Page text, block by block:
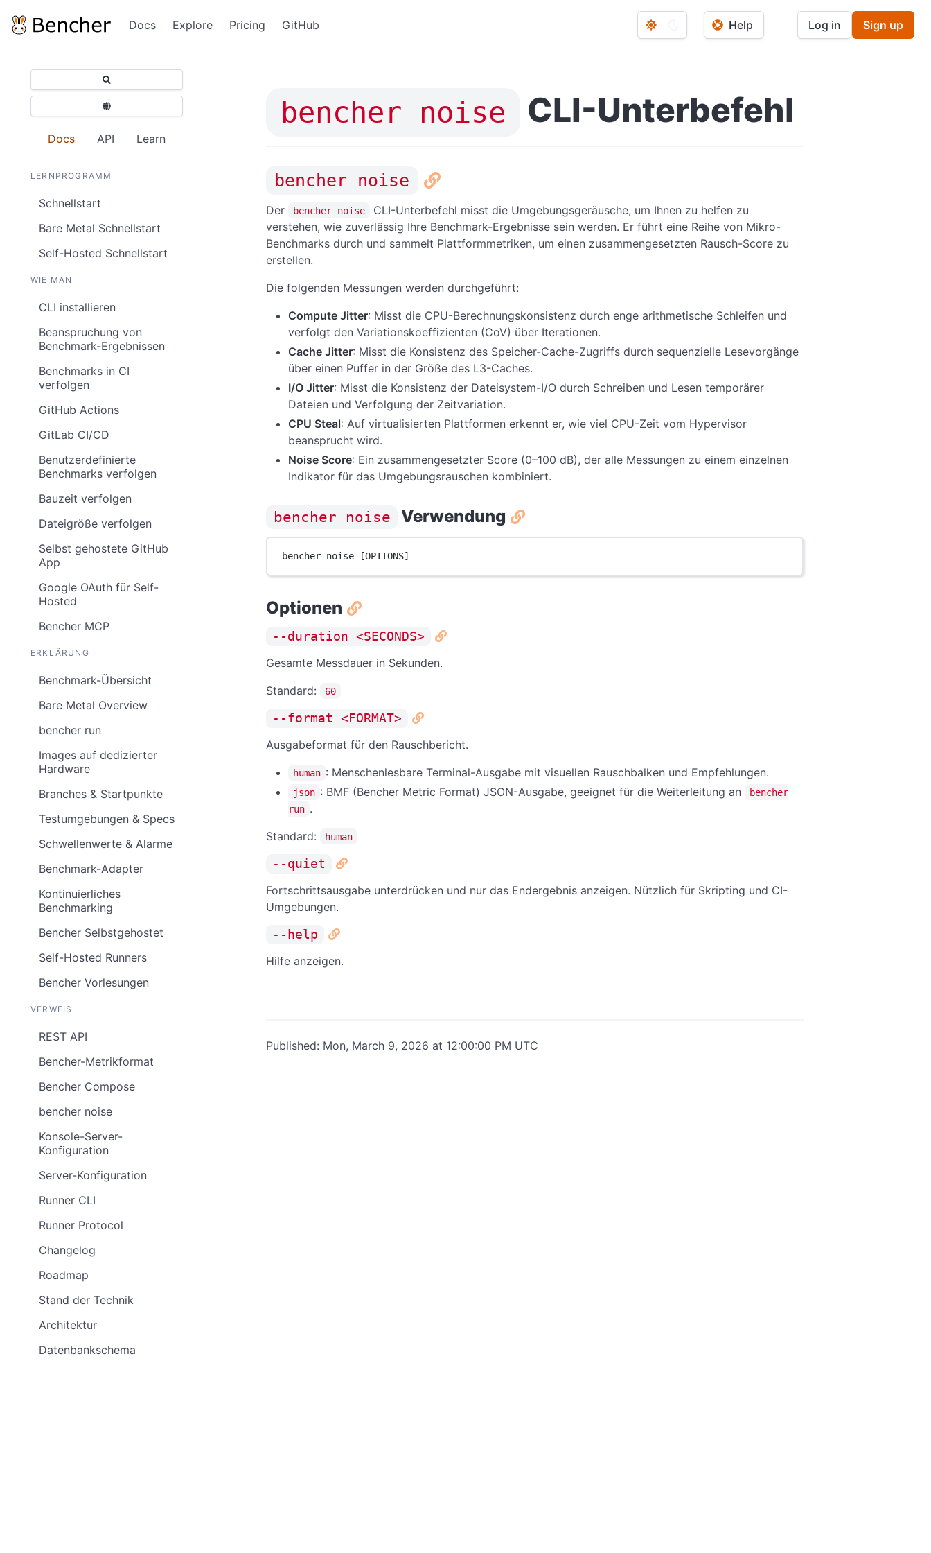
Docs Explore Pricing GitHub Help Log in Sign up
Docs API Learn
LERNPROGRAMM
Schnellstart
Bare Metal Schnellstart
Self-Hosted Schnellstart
WIE MAN
CLI installieren
Beanspruchung von
Benchmark-Ergebnissen
Benchmarks in CI
verfolgen
GitHub Actions
GitLab CI/CD
Benutzerdefinierte
Benchmarks verfolgen
Bauzeit verfolgen
Dateigröße verfolgen
Selbst gehostete GitHub
App
Google OAuth für Self-
Hosted
Bencher MCP
ERKLÄRUNG
Benchmark-Übersicht
Bare Metal Overview
bencher run
Images auf dedizierter
Hardware
Branches & Startpunkte
Testumgebungen & Specs
Schwellenwerte & Alarme
Benchmark-Adapter
Kontinuierliches
Benchmarking
Bencher Selbstgehostet
Self-Hosted Runners
Bencher Vorlesungen
VERWEIS
REST API
Bencher-Metrikformat
Bencher Compose
bencher noise
Konsole-Server-
Konfiguration
Server-Konfiguration
Runner CLI
Runner Protocol
Changelog
Roadmap
Stand der Technik
Architektur
Datenbankschema
bencher noise CLI-Unterbefehl
bencher noise
Der bencher noise
CLI-Unterbefehl misst die Umgebungsgeräusche, um Ihnen zu helfen zu
verstehen, wie zuverlässig Ihre Benchmark-Ergebnisse sein werden. Er führt eine Reihe von Mikro-
Benchmarks durch und sammelt Plattformmetriken, um einen zusammengesetzten Rausch-Score zu
erstellen.
Die folgenden Messungen werden durchgeführt:
Compute Jitter: Misst die CPU-Berechnungskonsistenz durch enge arithmetische Schleifen und
verfolgt den Variationskoeffizienten (CoV) über Iterationen.
Cache Jitter: Misst die Konsistenz des Speicher-Cache-Zugriffs durch sequenzielle Lesevorgänge
über einen Puffer in der Größe des L3-Caches.
I/O Jitter: Misst die Konsistenz der Dateisystem-I/O durch Schreiben und Lesen temporärer
Dateien und Verfolgung der Zeitvariation.
CPU Steal: Auf virtualisierten Plattformen erkennt er, wie viel CPU-Zeit vom Hypervisor
beansprucht wird.
Noise Score: Ein zusammengesetzter Score (0–100 dB), der alle Messungen zu einem einzelnen
Indikator für das Umgebungsrauschen kombiniert.
bencher noise Verwendung
bencher noise [OPTIONS]
Optionen
--duration <SECONDS>
Gesamte Messdauer in Sekunden.
Standard:
60
--format <FORMAT>
Ausgabeformat für den Rauschbericht.
human : Menschenlesbare Terminal-Ausgabe mit visuellen Rauschbalken und Empfehlungen.
json : BMF (Bencher Metric Format) JSON-Ausgabe, geeignet für die Weiterleitung an
bencher
run .
Standard:
human
--quiet
Fortschrittsausgabe unterdrücken und nur das Endergebnis anzeigen. Nützlich für Skripting und CI-
Umgebungen.
--help
Hilfe anzeigen.
Published: Mon, March 9, 2026 at 12:00:00 PM UTC